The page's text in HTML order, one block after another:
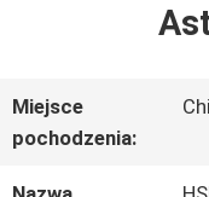
O
Miejsce
pochodzenia: